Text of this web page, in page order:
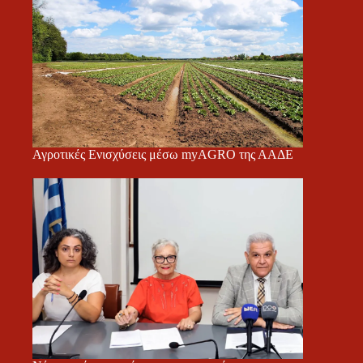
Αγροτικές Ενισχύσεις μέσω myAGRO της ΑΑΔΕ